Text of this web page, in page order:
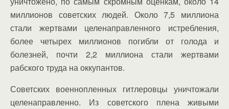
миллионов советских людей. Около 7,5 миллиона
стали жертвами целенаправленного истребления,
более четырех миллионов погибли от голода и
болезней, почти 2,2 миллиона стали жертвами
рабского труда на оккупантов.
Советских военнопленных гитлеровцы уничтожали
целенаправленно. Из советского плена живыми